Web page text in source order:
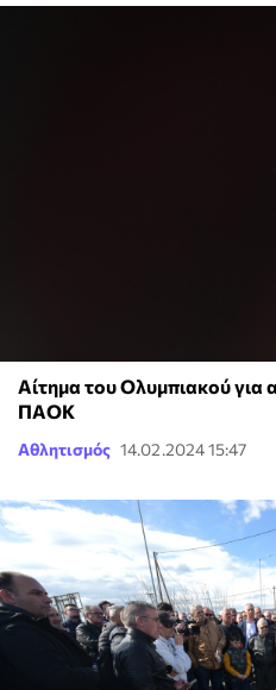
Αίτημα του Ολυμπιακού
ΠΑΟΚ
Αθλητισμός 14.02.2024 15:47